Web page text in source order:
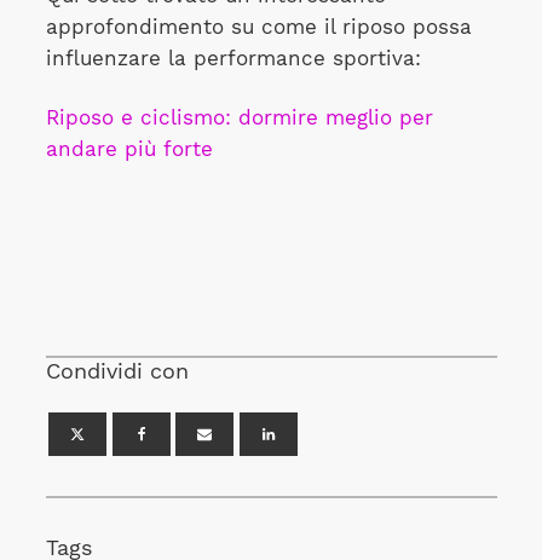
approfondimento su come il riposo possa
influenzare la performance sportiva:
Riposo e ciclismo: dormire meglio per
andare più forte
Condividi con
Tags